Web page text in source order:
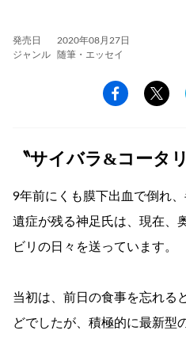
発売日
2020年08月27日
ジャンル
随筆・エッセイ
〝サイバラ&コータ
9年前にくも膜下出血で倒れ
遺症が残る神足氏は、現在、
ビリの日々を送っています。
当初は、前日の食事を忘れる
どでしたが、積極的に最新型